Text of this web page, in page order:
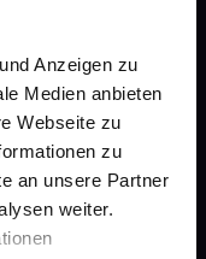
Anzeigen zu
Medien anbieten
Webseite zu
zu
an unsere Partner
weiter.